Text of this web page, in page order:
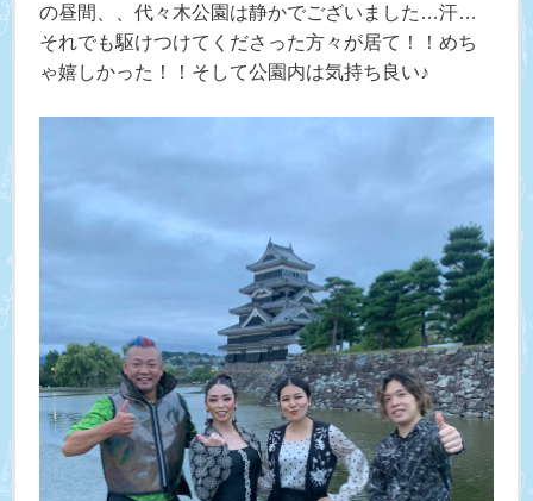
の昼間、、代々木公園は静かでございました…汗…
それでも駆けつけてくださった方々が居て！！めち
ゃ嬉しかった！！そして公園内は気持ち良い♪